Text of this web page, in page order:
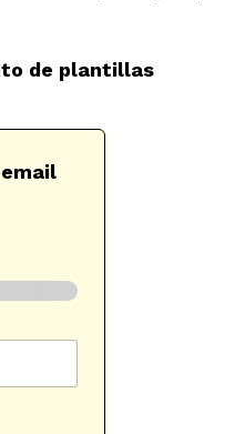
de plantillas